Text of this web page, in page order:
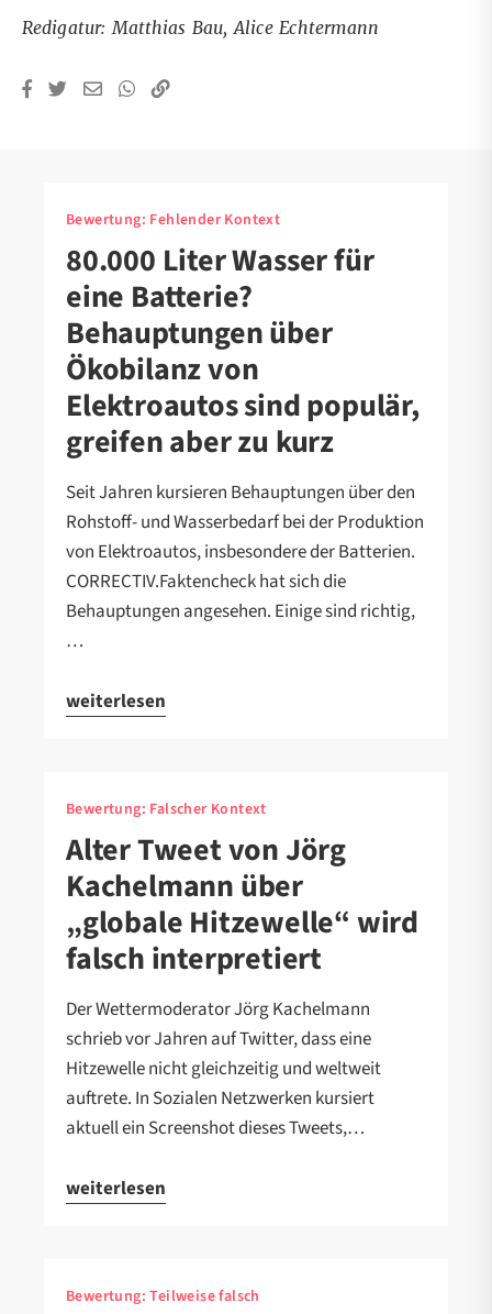
Redigatur: Matthias Bau, Alice Echtermann
Bewertung: Fehlender Kontext
80.000 Liter Wasser für
eine Batterie?
Behauptungen über
Ökobilanz von
Elektroautos sind populär,
greifen aber zu kurz
Seit Jahren kursieren Behauptungen über den
Rohstoff- und Wasserbedarf bei der Produktion
von Elektroautos, insbesondere der Batterien.
CORRECTIV.Faktencheck hat sich die
Behauptungen angesehen. Einige sind richtig,
…
weiterlesen
Bewertung: Falscher Kontext
Alter Tweet von Jörg
Kachelmann über
„globale Hitzewelle“ wird
falsch interpretiert
Der Wettermoderator Jörg Kachelmann
schrieb vor Jahren auf Twitter, dass eine
Hitzewelle nicht gleichzeitig und weltweit
auftrete. In Sozialen Netzwerken kursiert
aktuell ein Screenshot dieses Tweets,…
weiterlesen
Bewertung:Teilweise falsch